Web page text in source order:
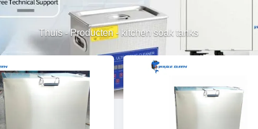
Thuis-Producten - kitchen soak tanks